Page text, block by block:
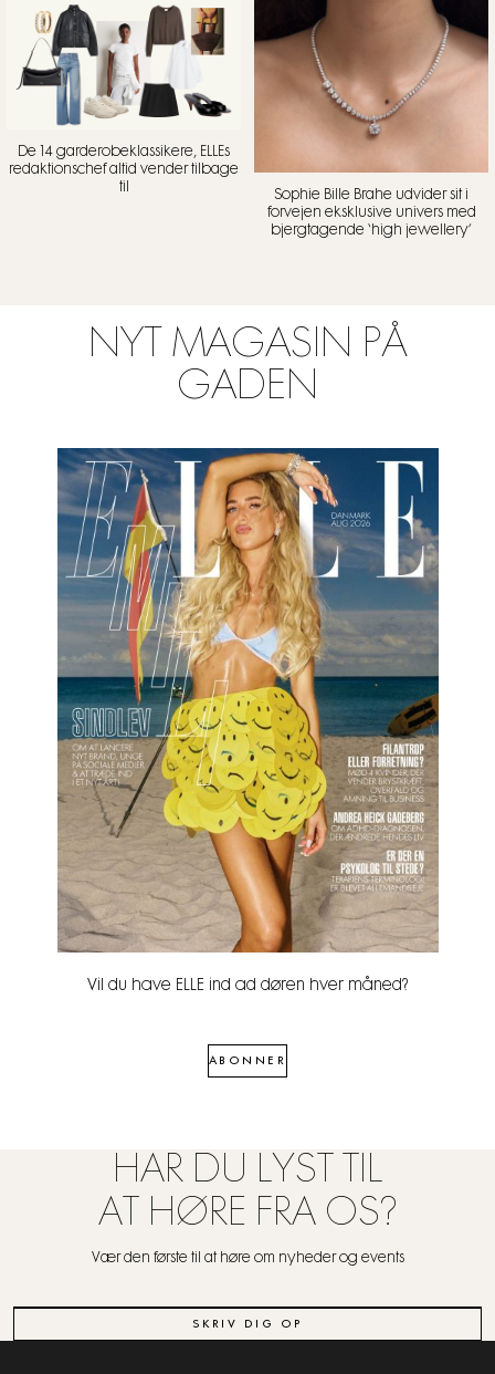
De 14 garderobeklassikere, ELLEs
redaktionschef altid vender tilbage
til
Sophie Bille Brahe udvider sit i
forvejen eksklusive univers med
bjergtagende ‘high jewellery’
NYT MAGASIN PÅ
GADEN
Vil du have ELLE ind ad døren hver måned?
ABONNER
HAR DU LYST TIL
AT HØRE FRA OS?
Vær den første til at høre om nyheder og events
SKRIV DIG OP